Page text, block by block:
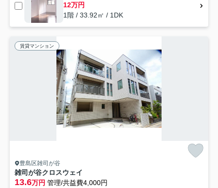
12万円
1階 / 33.92㎡ / 1DK
賃貸マンション
豊島区雑司が谷
雑司が谷クロスウェイ
13.6万円 管理/共益費4,000円